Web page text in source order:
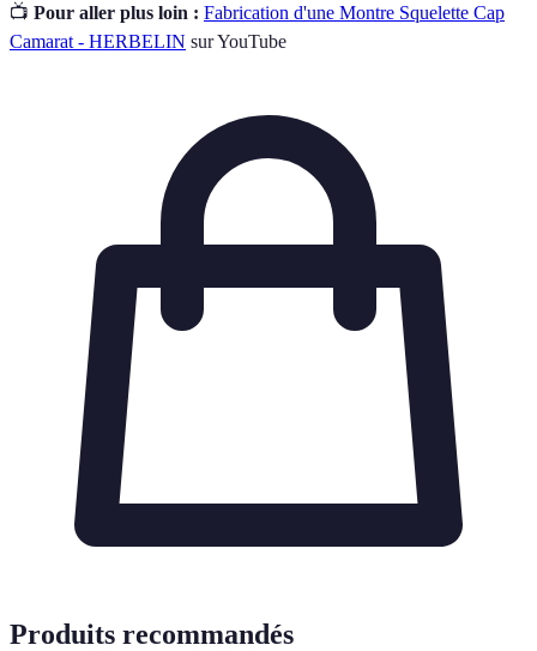
📺 Pour aller plus loin : Fabrication d'une Montre Squelette Cap
Camarat - HERBELIN sur YouTube
Produits recommandés